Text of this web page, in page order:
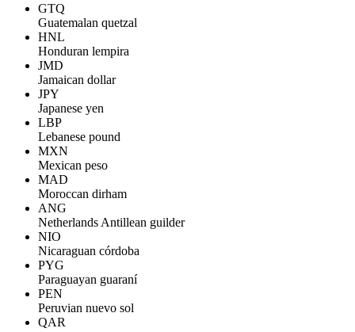
GTQ
Guatemalan quetzal
HNL
Honduran lempira
JMD
Jamaican dollar
JPY
Japanese yen
LBP
Lebanese pound
MXN
Mexican peso
MAD
Moroccan dirham
ANG
Netherlands Antillean guilder
NIO
Nicaraguan córdoba
PYG
Paraguayan guaraní
PEN
Peruvian nuevo sol
QAR